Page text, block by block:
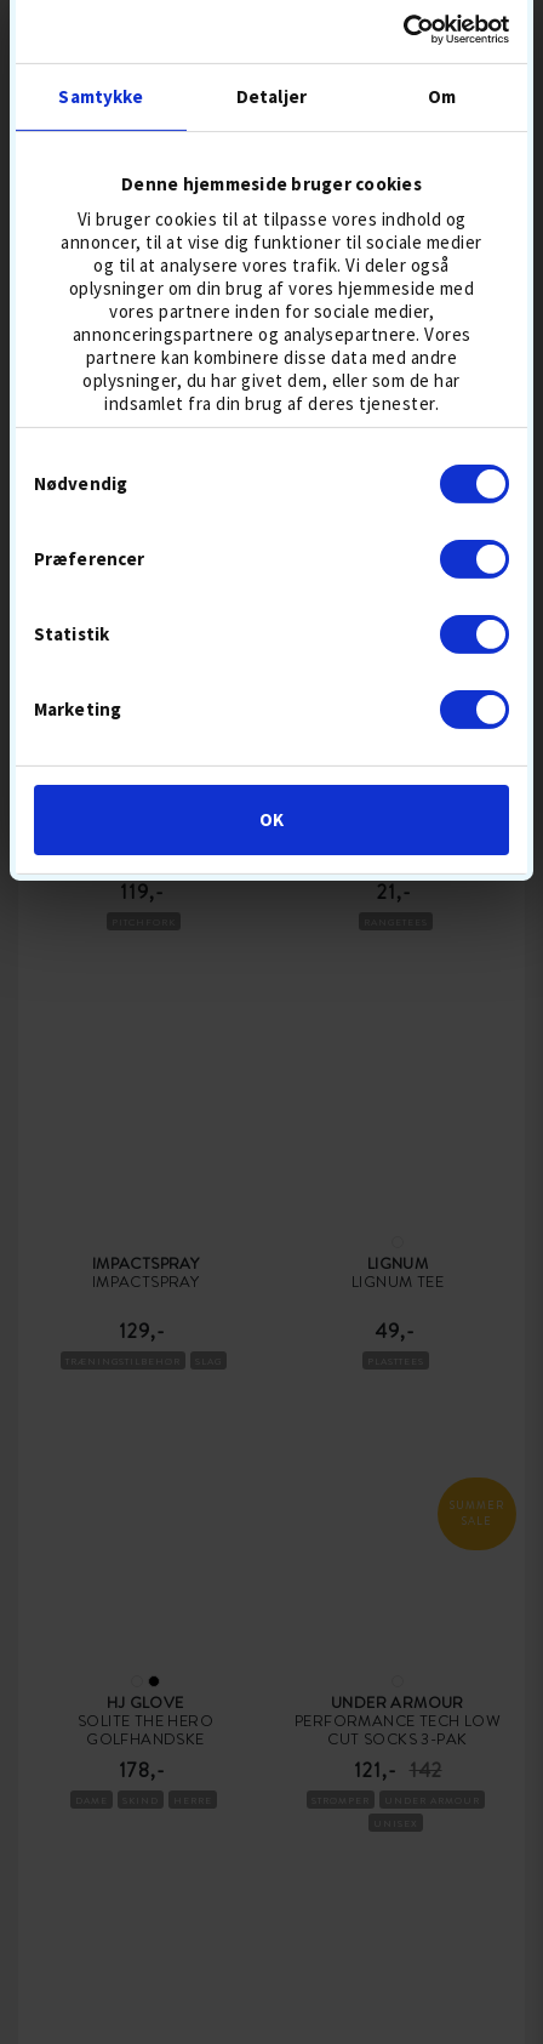
Samtykke Detaljer Om
Denne hjemmeside bruger cookies
Vi bruger cookies til at tilpasse vores indhold og
annoncer, til at vise dig funktioner til sociale medier
og til at analysere vores trafik. Vi deler også
oplysninger om din brug af vores hjemmeside med
vores partnere inden for sociale medier,
annonceringspartnere og analysepartnere. Vores
partnere kan kombinere disse data med andre
oplysninger, du har givet dem, eller som de har
indsamlet fra din brug af deres tjenester.
Nødvendig
Præferencer
Statistik
Marketing
OK
45,-
UP & DOWN
WOOD GOLF TEES 100 PCS
70 MM
TRÆTEES
HJ GLOVE
GRIPPER HERRE
GOLFHANDSKE
ALLEVEJR
119,- 21,-
IMPACTSPRAY
IMPACTSPRAY
129,-
LIGNUM
LIGNUM TEE
49,-
HJ GLOVE
SOLITE THE HERO
GOLFHANDSKE
178,-
SUMMER
SALE
UNDER ARMOUR
PERFORMANCE TECH LOW
CUT SOCKS 3-PAK
121,- 142